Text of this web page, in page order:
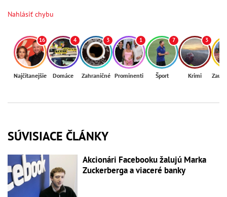
Nahlásiť chybu
16
Najčítanejšie
4
Domáce
3
Zahraničné
1
Prominenti
7
Šport
3
Krimi
SÚVISIACE ČLÁNKY
Akcionári Facebooku žalujú Marka
Zuckerberga a viaceré banky